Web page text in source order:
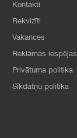
Kontakti
Rekvizīti
Vakances
Reklāmas iespējas
Privātuma politika
Sīkdatņu politika